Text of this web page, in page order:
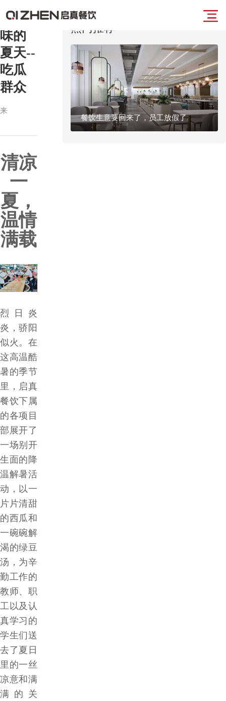
导
航
菜
首
页
板
块
品
牌
管
理
食
安
保
障
合
客
户
智
慧
启
真
关
于
我
西瓜
味的
夏天--
吃瓜
群众
来
2024-06-
览：1392
清凉
一
夏，
温情
满载
烈日炎
炎，骄阳
似火。在
这高温酷
暑的季节
里，启真
餐饮下属
的各项目
部展开了
一场别开
生面的降
温解暑活
动，以一
片片清甜
的西瓜和
一碗碗解
渴的绿豆
汤，为辛
勤工作的
教师、职
工以及认
真学习的
学生们送
去了夏日
里的一丝
凉意和满
满的关
热门推荐
餐饮生意要回来了，员工放假了